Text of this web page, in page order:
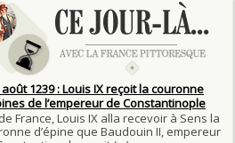
de La Fontaine : réouverture
AOÛT
: Bonaparte est nommé
: Henri III est poignardé à
Clément, moine jacobin 1ER AOÛT
: supplice de François
IV
roule n'amasse pas mousse
châtie bien
à point à qui sait attendre
(né le 19 janvier 1544, mort le